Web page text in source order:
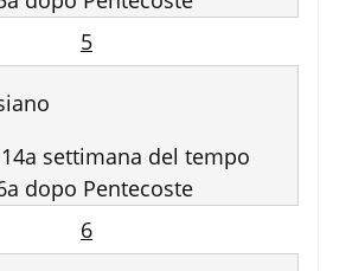
5
settimana del tempo
dopo Pentecoste
6